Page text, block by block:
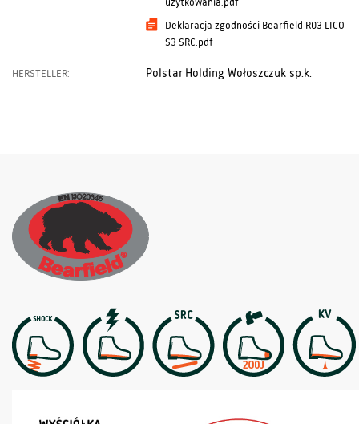
Deklaracja zgodności Bearfield R03 LICO
S3 SRC.pdf
HERSTELLER: Polstar Holding Wołoszczuk sp.k.